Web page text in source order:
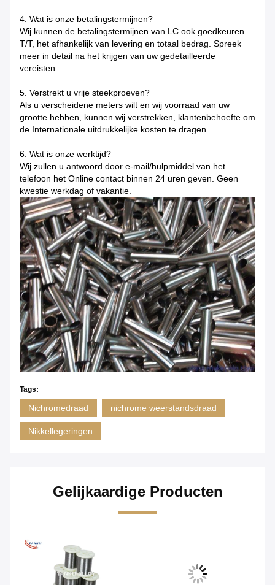
4. Wat is onze betalingstermijnen?
Wij kunnen de betalingstermijnen van LC ook goedkeuren
T/T, het afhankelijk van levering en totaal bedrag. Spreek
meer in detail na het krijgen van uw gedetailleerde
vereisten.
5. Verstrekt u vrije steekproeven?
Als u verscheidene meters wilt en wij voorraad van uw
grootte hebben, kunnen wij verstrekken, klantenbehoefte om
de Internationale uitdrukkelijke kosten te dragen.
6. Wat is onze werktijd?
Wij zullen u antwoord door e-mail/hulpmiddel van het
telefoon het Online contact binnen 24 uren geven. Geen
kwestie werkdag of vakantie.
Tags:
Nichromedraad nichrome weerstandsdraad
Nikkellegeringen
Gelijkaardige Producten